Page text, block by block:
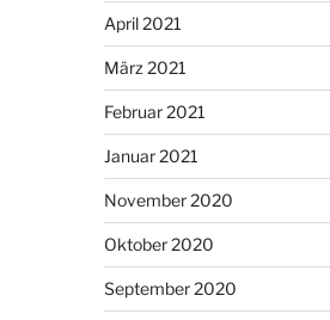
April 2021
März 2021
Februar 2021
Januar 2021
November 2020
Oktober 2020
September 2020